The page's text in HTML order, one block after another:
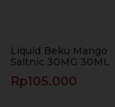
Liquid Beku Mango
Saltnic 30MG 30ML
Rp105.000